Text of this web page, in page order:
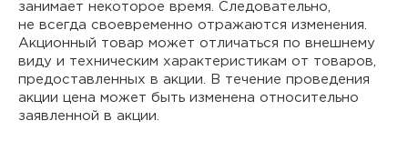
занимает некоторое время. Следовательно,
не всегда своевременно отражаются изменения.
Акционный товар может отличаться по внешнему
виду и техническим характеристикам от товаров,
предоставленных в акции. В течение проведения
акции цена может быть изменена относительно
заявленной в акции.